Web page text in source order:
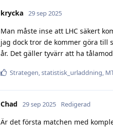
krycka 29 sep 2025
Man måste inse att LHC säkert
jag dock tror de kommer göra till
år. Det gäller tyvärr att ha
Strategen,statistisk_urladdning,
Chad 29 sep 2025 Redigerad
Är det första matchen med